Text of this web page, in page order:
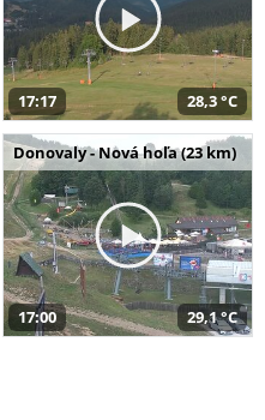
17:17 28,3 °C
Donovaly - Nová hoľa (23 km)
17:00 29,1 °C